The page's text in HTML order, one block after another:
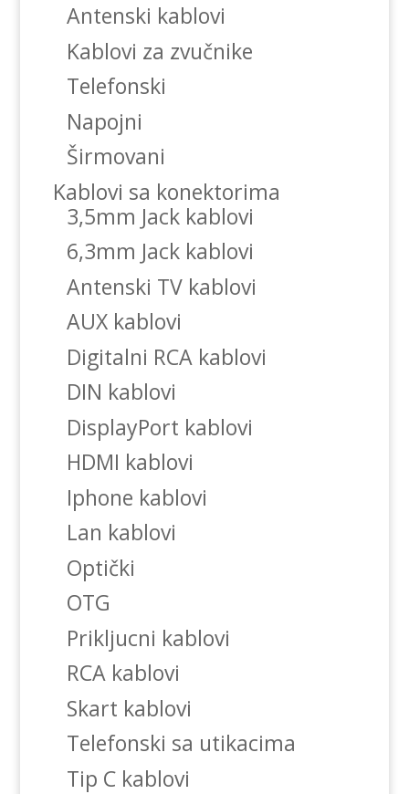
Antenski kablovi
Kablovi za zvučnike
Telefonski
Napojni
Širmovani
Kablovi sa konektorima
3,5mm Jack kablovi
6,3mm Jack kablovi
Antenski TV kablovi
AUX kablovi
Digitalni RCA kablovi
DIN kablovi
DisplayPort kablovi
HDMI kablovi
Iphone kablovi
Lan kablovi
Optički
OTG
Prikljucni kablovi
RCA kablovi
Skart kablovi
Telefonski sa utikacima
Tip C kablovi